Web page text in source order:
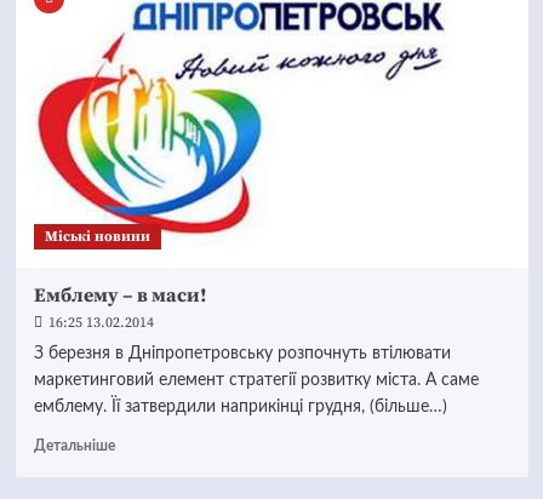
Mіські новини
Емблему – в маси!
16:25 13.02.2014
З березня в Дніпропетровську розпочнуть втілювати
маркетинговий елемент стратегії розвитку міста. А саме
емблему. Її затвердили наприкінці грудня, (більше…)
Детальніше